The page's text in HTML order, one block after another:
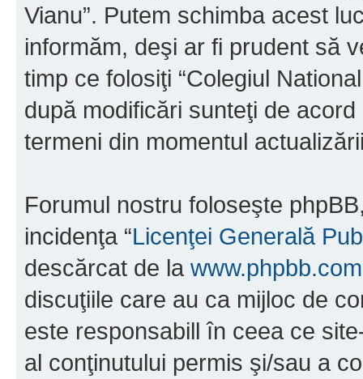
Vianu”. Putem schimba acest
informăm, deşi ar fi prudent să
timp ce folosiţi “Colegiul
după modificări sunteţi de
termeni din momentul
Forumul nostru foloseşte
incidenţa “Licenţei Generală
descărcat de la www.phpbb.com
discuţiile care au ca mijloc de
este responsabill în ceea ce
al conţinutului permis şi/sau a